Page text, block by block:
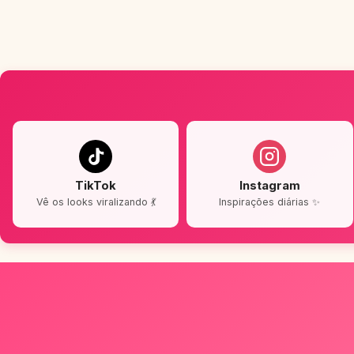
TikTok
Vê os looks viralizando 💃
Instagram
Inspirações diárias ✨